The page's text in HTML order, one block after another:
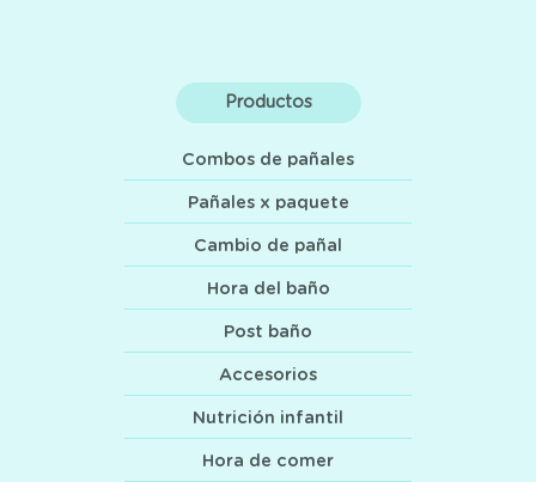
Productos
Combos de pañales
Pañales x paquete
Cambio de pañal
Hora del baño
Post baño
Accesorios
Nutrición infantil
Hora de comer